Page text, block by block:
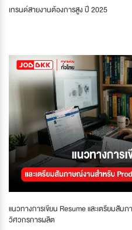
เทรนด์สายงานต้องการสูง ปี 2025
แนวทางการเขียน Resume และเตรียมสั
วิศวกรการผลิต